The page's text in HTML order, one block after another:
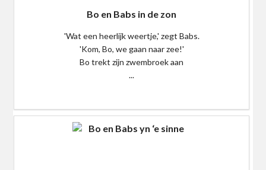
Bo en Babs in de zon
'Wat een heerlijk weertje,' zegt Babs.
'Kom, Bo, we gaan naar zee!'
Bo trekt zijn zwembroek aan
...